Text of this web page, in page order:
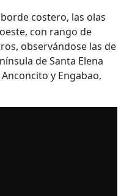
costero, las olas
con rango de
observándose las de
de Santa Elena
y Engabao,